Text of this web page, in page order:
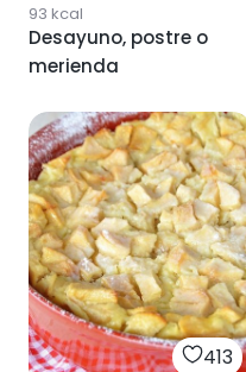
93 kcal
Desayuno, postre o
merienda
413